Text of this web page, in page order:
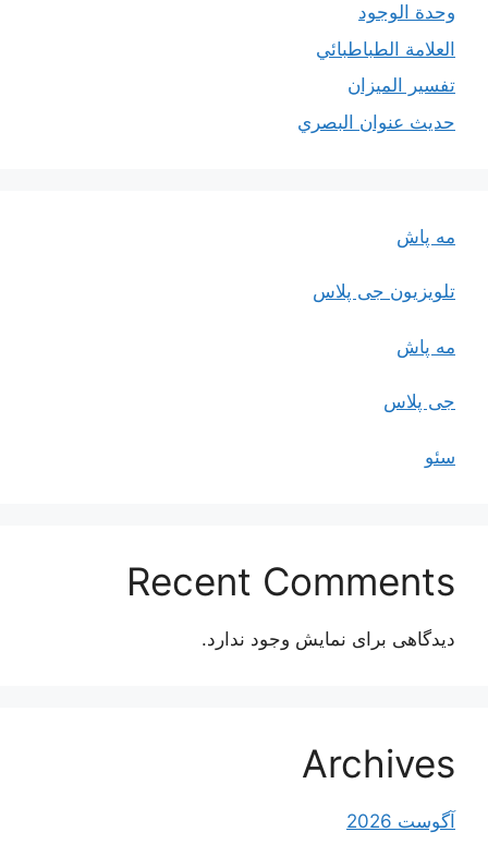
وحدة الوجود
العلامة الطباطبائي
تفسير الميزان
حديث عنوان البصري
مه پاش
تلویزیون جی پلاس
مه پاش
جی پلاس
سئو
Recent Comments
دیدگاهی برای نمایش وجود ندارد.
Archives
آگوست 2026